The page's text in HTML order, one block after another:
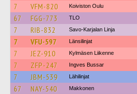
7 VFM-820 Koiviston Oulu
67 FGG-773 TLO
7 RIB-832 Savo-Karjalan Linja
7 VFU-597 Länsilinjat
7 JEZ-910 Kylmäsen Liikenne
7 ZFP-247 Ingves Bussar
7 JBM-539 Lähilinjat
67 NAY-540 Makkonen